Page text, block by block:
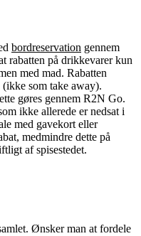
bordreservation gennem
rabatten på drikkevarer kun
med mad. Rabatten
som take away).
gøres gennem R2N Go.
ikke allerede er nedsat i
med gavekort eller
medmindre dette på
af spisestedet.
Ønsker man at fordele